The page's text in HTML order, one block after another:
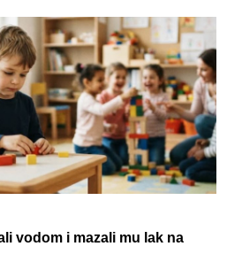
vodom i mazali mu lak na